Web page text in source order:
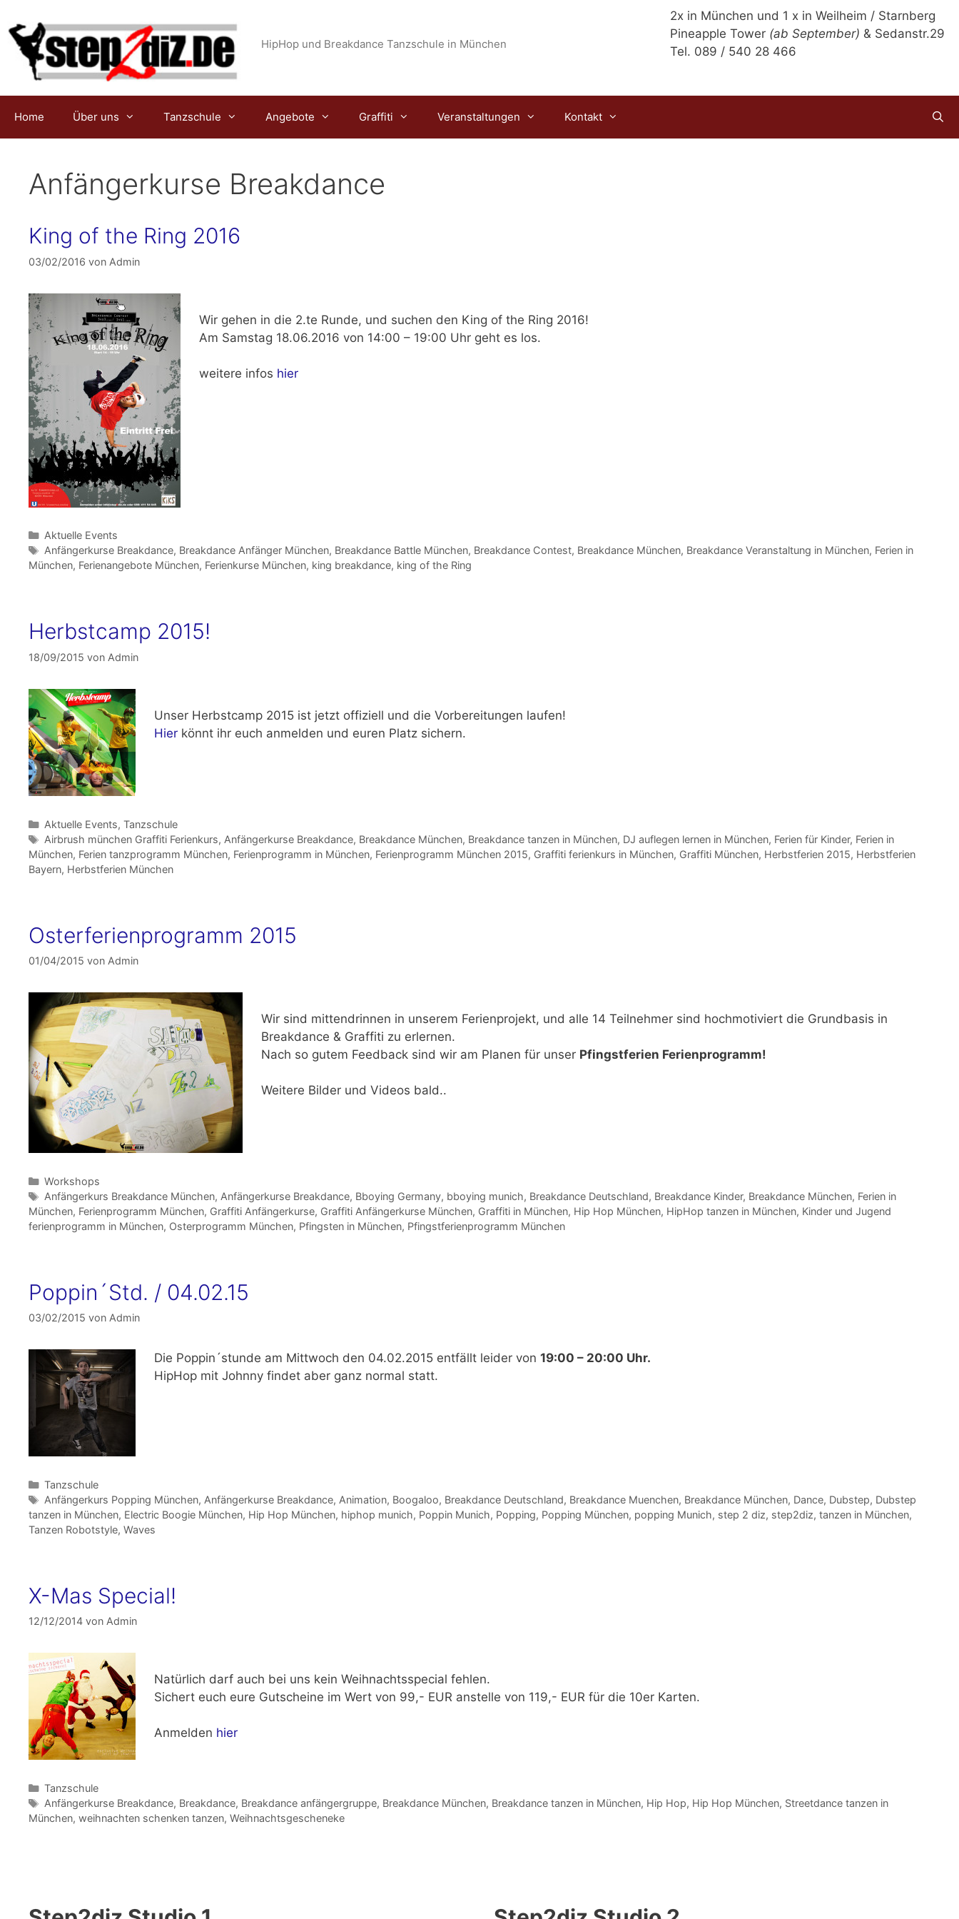
Inhalt
springen
2x in München und 1 x in Weilheim / Starnberg
Pineapple Tower (ab September) & Sedanstr.29
Tel. 089 / 540 28 466
HipHop und Breakdance Tanzschule in München
Home Über uns Tanzschule Angebote Graffiti Veranstaltungen Kontakt
Anfängerkurse Breakdance
King of the Ring 2016
03/02/2016 von Admin
Wir gehen in die 2.te Runde, und suchen den King of the Ring 2016!
Am Samstag 18.06.2016 von 14:00 – 19:00 Uhrgeht es los.
weitere infos hier
Kategorien
Aktuelle Events
Schlagwörter
Anfängerkurse Breakdance, Breakdance Anfänger München, Breakdance Battle München, Breakdance Contest, Breakdance München, Breakdance Veranstaltung in München, Ferien in
München, Ferienangebote München, Ferienkurse München, king breakdance, king of the Ring
Herbstcamp 2015!
18/09/2015 von Admin
UnserHerbstcamp 2015 ist jetzt offiziell und die Vorbereitungen laufen!
Hierkönnt ihr euch anmelden und euren Platz sichern.
Kategorien
Aktuelle Events, Tanzschule
Schlagwörter
Airbrush münchen Graffiti Ferienkurs, Anfängerkurse Breakdance, Breakdance München, Breakdance tanzen in München, DJ auflegen lernen in München, Ferien für Kinder, Ferien in
München, Ferien tanzprogramm München, Ferienprogramm in München, Ferienprogramm München 2015, Graffiti ferienkurs in München, Graffiti München, Herbstferien 2015, Herbstferien
Bayern, Herbstferien München
Osterferienprogramm 2015
01/04/2015 von Admin
Wir sind mittendrinnen in unserem Ferienprojekt, und alle 14 Teilnehmer sind hochmotiviert die Grundbasis in
Breakdance & Graffiti zu erlernen.
Nach so gutem Feedback sind wir am Planen für unser Pfingstferien Ferienprogramm!
Weitere Bilder und Videos bald..
Kategorien
Workshops
Schlagwörter
Anfängerkurs Breakdance München, Anfängerkurse Breakdance, Bboying Germany, bboying munich, Breakdance Deutschland, Breakdance Kinder, Breakdance München, Ferien in
München, Ferienprogramm München, Graffiti Anfängerkurse, Graffiti Anfängerkurse München, Graffiti in München, Hip Hop München, HipHop tanzen in München, Kinder und Jugend
ferienprogramm in München, Osterprogramm München, Pfingsten in München, Pfingstferienprogramm München
Poppin´Std. / 04.02.15
03/02/2015 von Admin
Die Poppin´stunde am Mittwoch den 04.02.2015entfällt leider von 19:00 – 20:00 Uhr.
HipHop mit Johnny findet aber ganz normal statt.
Kategorien
Tanzschule
Schlagwörter
Anfängerkurs Popping München, Anfängerkurse Breakdance, Animation, Boogaloo, Breakdance Deutschland, Breakdance Muenchen, Breakdance München, Dance, Dubstep, Dubstep
tanzen in München, Electric Boogie München, Hip Hop München, hiphop munich, Poppin Munich, Popping, Popping München, popping Munich, step 2 diz, step2diz, tanzen in München,
Tanzen Robotstyle, Waves
X-Mas Special!
12/12/2014 von Admin
Natürlich darf auch bei uns kein Weihnachtsspecial fehlen.
Sichert euch eure Gutscheine im Wert von 99,- EUR anstelle von 119,- EUR für die 10er Karten.
Anmelden hier
Kategorien
Tanzschule
Schlagwörter
Anfängerkurse Breakdance, Breakdance, Breakdance anfängergruppe, Breakdance München, Breakdance tanzen in München, Hip Hop, Hip Hop München, Streetdance tanzen in
München, weihnachten schenken tanzen, Weihnachtsgescheneke